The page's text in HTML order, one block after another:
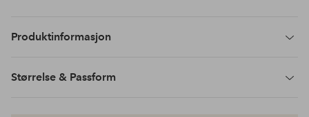
Produktinformasjon
Størrelse & Passform